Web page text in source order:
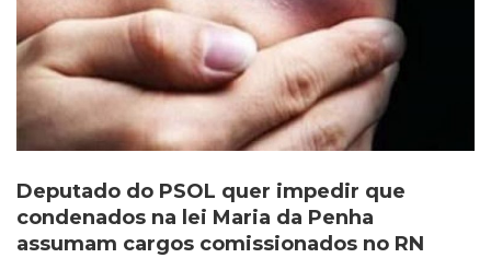
Deputado do PSOL quer impedir que
condenados na lei Maria da Penha
assumam cargos comissionados no RN